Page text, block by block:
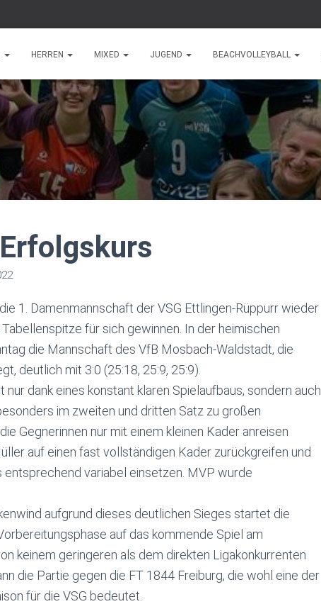
HERREN MIXED JUGEND BEACHVOLLEYBALL
1. Damenmannschaft der VSG Ettlingen-Rüppurr wieder
für sich gewinnen. In der heimischen
die Mannschaft des VfB Mosbach-Waldstadt, die
deutlich mit 3:0 (25:18, 25:9, 25:9).
nur dank eines konstant klaren Spielaufbaus, sondern auch
im zweiten und dritten Satz zu großen
Gegnerinnen nur mit einem kleinen Kader anreisen
auf einen fast vollständigen Kader zurückgreifen und
entsprechend variabel einsetzen. MVP wurde
aufgrund dieses deutlichen Sieges startet die
auf das kommende Spiel am
keinem geringeren als dem direkten Ligakonkurrenten
die Partie gegen die FT 1844 Freiburg, die wohl eine der
für die VSG bedeutet.